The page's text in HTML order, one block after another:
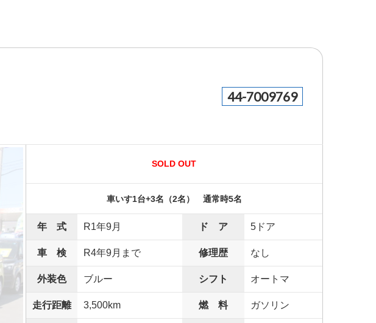
44-7009769
SOLD OUT
車いす1台+3名（2名） 通常時5名
年 式 R1年9月 ド ア 5ドア
車 検 R4年9月まで 修理歴 なし
外装色 ブルー シフト オートマ
走行距離 3,500km 燃 料 ガソリン